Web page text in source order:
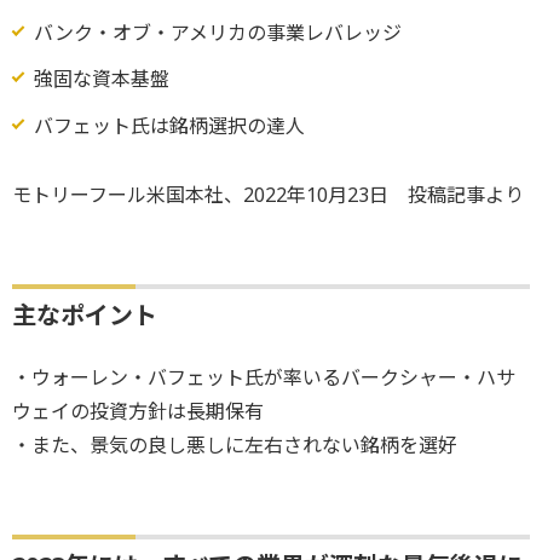
バンク・オブ・アメリカの事業レバレッジ
強固な資本基盤
バフェット氏は銘柄選択の達人
モトリーフール米国本社、2022年10月23日 投稿記事より
主なポイント
・ウォーレン・バフェット氏が率いるバークシャー・ハサ
ウェイの投資方針は長期保有
・また、景気の良し悪しに左右されない銘柄を選好